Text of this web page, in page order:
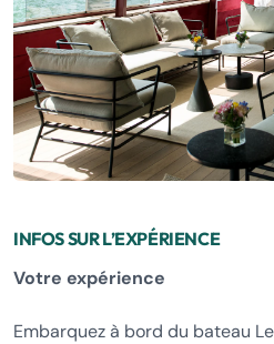
INFOS SUR L’EXPÉRIENCE
Votre expérience
Embarquez à bord du bateau